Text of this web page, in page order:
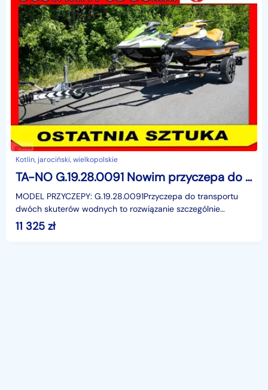
Kotlin, jarociński, wielkopolskie
TA-NO G.19.28.0091 Nowim przyczepa do przewozu 2 skuterów wodnych podłodziowa łodziówka łodziowa hamowana DMC 1300 kg do sprzętu wodnego ...
MODEL PRZYCZEPY: G.19.28.0091Przyczepa do transportu
dwóch skuterów wodnych to rozwiązanie szczególnie
doceniane przez przedsiębiorców zajmujących się profesjon
11 325 zł